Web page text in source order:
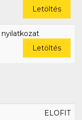
Letöltés
nyilatkozat
Letöltés
ELOFIT